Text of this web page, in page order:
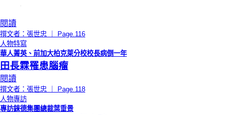
閱讀
撰文者：張世忠 ｜ Page.116
人物特寫
華人菁英、前加大柏克萊分校校長病倒一年
田長霖罹患腦瘤
閱讀
撰文者：張世忠 ｜ Page.118
人物專訪
專訪錸德集團總裁葉垂景